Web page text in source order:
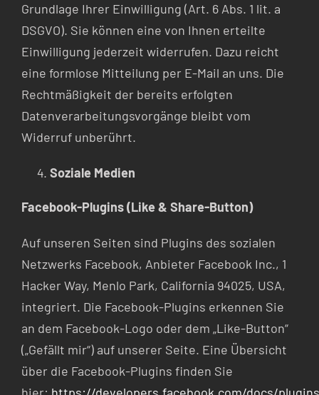
Grundlage Ihrer Einwilligung (Art. 6 Abs. 1 lit. a
DSGVO). Sie können eine von Ihnen erteilte
Einwilligung jederzeit widerrufen. Dazu reicht
eine formlose Mitteilung per E-Mail an uns. Die
Rechtmäßigkeit der bereits erfolgten
Datenverarbeitungsvorgänge bleibt vom
Widerruf unberührt.
Soziale Medien
Facebook-Plugins (Like & Share-Button)
Auf unseren Seiten sind Plugins des sozialen
Netzwerks Facebook, Anbieter Facebook Inc., 1
Hacker Way, Menlo Park, California 94025, USA,
integriert. Die Facebook-Plugins erkennen Sie
an dem Facebook-Logo oder dem „Like-Button“
(„Gefällt mir“) auf unserer Seite. Eine Übersicht
über die Facebook-Plugins finden Sie